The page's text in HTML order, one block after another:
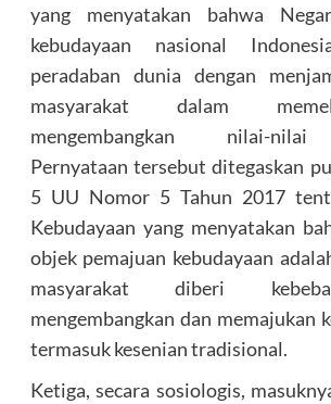
yang menyatakan bahwa
kebudayaan nasional
peradaban dunia dengan
masyarakat dalam
mengembangkan nilai-nilai
Pernyataan tersebut ditegaskan
5 UU Nomor 5 Tahun 2017
Kebudayaan yang menyatakan
objek pemajuan kebudayaan
masyarakat diberi
mengembangkan dan memajukan
termasuk kesenian tradisional.
Ketiga, secara sosiologis,